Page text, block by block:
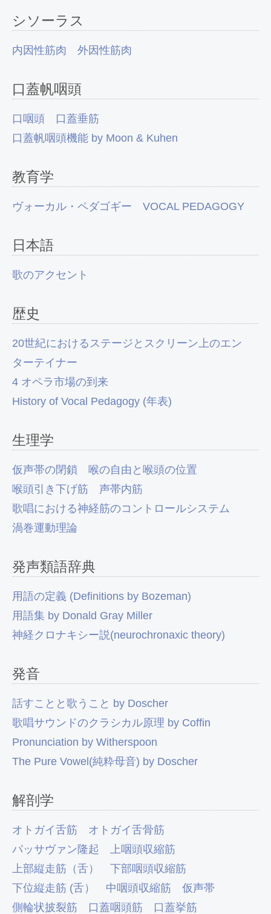
シソーラス
内因性筋肉 外因性筋肉
口蓋帆咽頭
口咽頭
口蓋垂筋
口蓋帆咽頭機能 by Moon & Kuhen
教育学
ヴォーカル・ペダゴギー VOCAL PEDAGOGY
日本語
歌のアクセント
歴史
20世紀におけるステージとスクリーン上のエン
ターテイナー
4 オペラ市場の到来
History of Vocal Pedagogy (年表)
生理学
仮声帯の閉鎖
喉の自由と喉頭の位置
喉頭引き下げ筋
声帯内筋
歌唱における神経筋のコントロールシステム
渦巻運動理論
発声類語辞典
用語の定義 (Definitions by Bozeman)
用語集 by Donald Gray Miller
神経クロナキシー説(neurochronaxic theory)
発音
話すことと歌うこと by Doscher
歌唱サウンドのクラシカル原理 by Coffin
Pronunciation by Witherspoon
The Pure Vowel(純粋母音) by Doscher
解剖学
オトガイ舌筋
オトガイ舌骨筋
パッサヴァン隆起
上咽頭収縮筋
上部縦走筋（舌）
下部咽頭収縮筋
下位縦走筋 (舌）
中咽頭収縮筋
仮声帯
側輪状披裂筋
口蓋咽頭筋
口蓋挙筋